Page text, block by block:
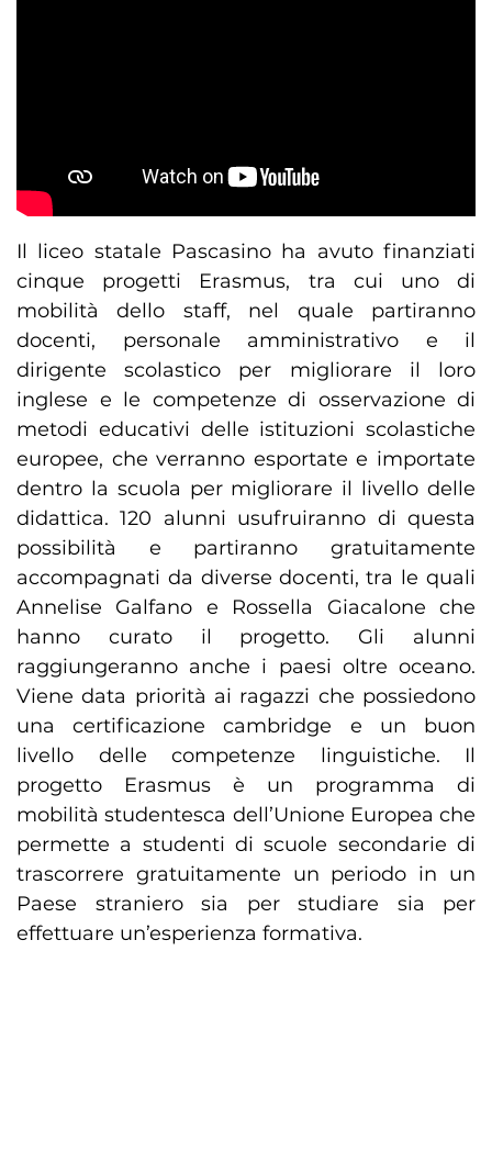
Il liceo statale Pascasino ha avuto finanziati
cinque progetti Erasmus, tra cui uno di
mobilità dello staff, nel quale partiranno
docenti, personale amministrativo e il
dirigente scolastico per migliorare il loro
inglese e le competenze di osservazione di
metodi educativi delle istituzioni scolastiche
europee, che verranno esportate e importate
dentro la scuola per migliorare il livello delle
didattica. 120 alunni usufruiranno di questa
possibilità e partiranno gratuitamente
accompagnati da diverse docenti, tra le quali
Annelise Galfano e Rossella Giacalone che
hanno curato il progetto. Gli alunni
raggiungeranno anche i paesi oltre oceano.
Viene data priorità ai ragazzi che possiedono
una certificazione cambridge e un buon
livello delle competenze linguistiche. Il
progetto Erasmus è un programma di
mobilità studentesca dell’Unione Europea che
permette a studenti di scuole secondarie di
trascorrere gratuitamente un periodo in un
Paese straniero sia per studiare sia per
effettuare un’esperienza formativa.